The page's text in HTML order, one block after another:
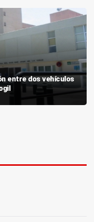
entre dos vehículos